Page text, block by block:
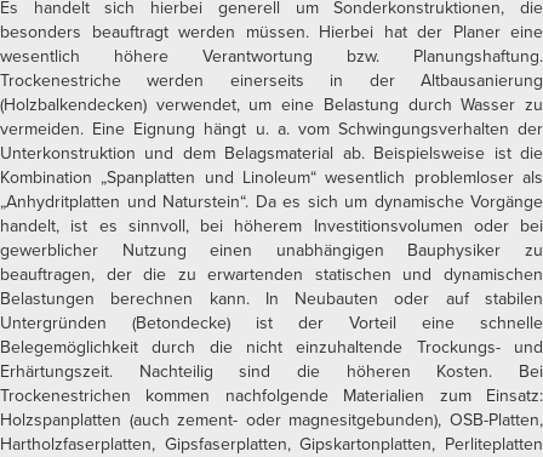
Es handelt sich hierbei generell um Sonderkonstruktionen, die
besonders beauftragt werden müssen. Hierbei hat der Planer eine
wesentlich höhere Verantwortung bzw. Planungshaftung.
Trockenestriche werden einerseits in der Altbausanierung
(Holzbalkendecken) verwendet, um eine Belastung durch Wasser zu
vermeiden. Eine Eignung hängt u. a. vom Schwingungsverhalten der
Unterkonstruktion und dem Belagsmaterial ab. Beispielsweise ist die
Kombination „Spanplatten und Linoleum“ wesentlich problemloser als
„Anhydritplatten und Naturstein“. Da es sich um dynamische Vorgänge
handelt, ist es sinnvoll, bei höherem Investitionsvolumen oder bei
gewerblicher Nutzung einen unabhängigen Bauphysiker zu
beauftragen, der die zu erwartenden statischen und dynamischen
Belastungen berechnen kann. In Neubauten oder auf stabilen
Untergründen (Betondecke) ist der Vorteil eine schnelle
Belegemöglichkeit durch die nicht einzuhaltende Trockungs- und
Erhärtungszeit. Nachteilig sind die höheren Kosten. Bei
Trockenestrichen kommen nachfolgende Materialien zum Einsatz:
Holzspanplatten (auch zement- oder magnesitgebunden), OSB-Platten,
Hartholzfaserplatten, Gipsfaserplatten, Gipskartonplatten, Perliteplatten